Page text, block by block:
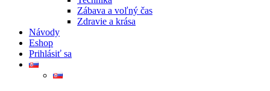
Zábava a voľný čas
Zdravie a krása
Návody
Eshop
Prihlásiť sa